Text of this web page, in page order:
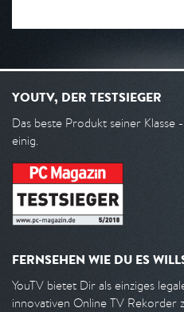
YOUTV, DER TESTSIEGER
Das beste Produkt seiner Klasse -
einig.
FERNSEHEN WIE DU ES
YouTV bietet Dir als einziges
innovativen Online TV Rekorder